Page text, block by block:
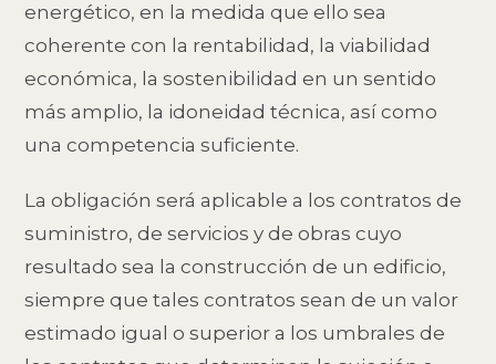
energético, en la medida que ello sea
coherente con la rentabilidad, la viabilidad
económica, la sostenibilidad en un sentido
más amplio, la idoneidad técnica, así como
una competencia suficiente.
La obligación será aplicable a los contratos de
suministro, de servicios y de obras cuyo
resultado sea la construcción de un edificio,
siempre que tales contratos sean de un valor
estimado igual o superior a los umbrales de